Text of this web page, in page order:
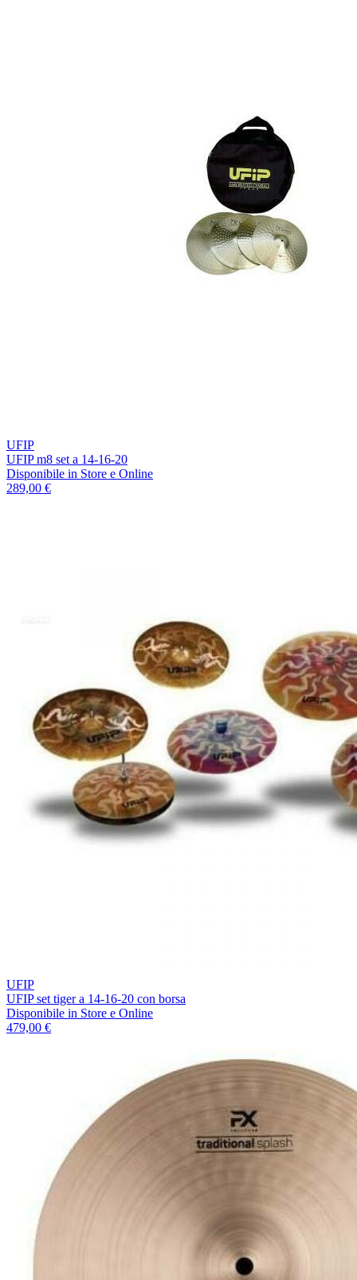
UFIP
UFIP m8 set a 14-16-20
Disponibile in Store e Online
289,00 €
UFIP
UFIP set tiger a 14-16-20 con borsa
Disponibile in Store e Online
479,00 €